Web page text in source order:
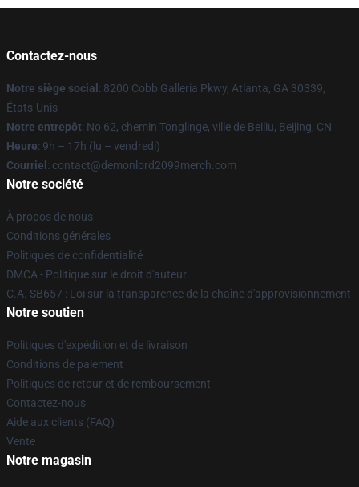
Contactez-nous
Notre siège social : 8200 Cobb Galleria Pkwy, Atlanta, GA 30339,
États-Unis
Notre entrepôt: No 62, chemin Tonglinge, ville de Beiliu, Beijing, CN
Heure: 9h – 17h (lu – vendredi)
Courriel : contact@demonlord2099merch.com
Notre société
À propos de nous
Conditions générales
Politiques de confidentialité
DMCA - Politique sur le droit d'auteur
C.A. SB657 : Loi sur la transparence de la chaîne d'approvisionnement
Notre soutien
Politiques d'expédition et de livraison
Conditions de paiement
Politiques de retour et de remboursement
Contactez-nous
Aide aux clients (FAQ)
Vente
Notre magasin